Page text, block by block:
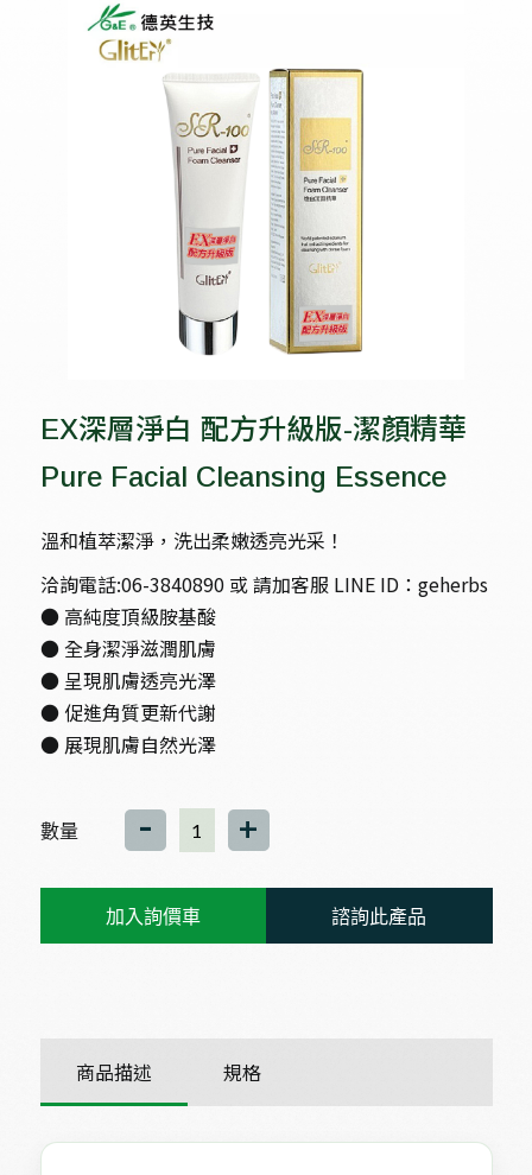
EX深層淨白 配方升級版-潔顏精華
Pure Facial Cleansing Essence
溫和植萃潔淨，洗出柔嫩透亮光采！
洽詢電話:06-3840890 或 請加客服 LINE ID：geherbs
● 高純度頂級胺基酸
● 全身潔淨滋潤肌膚
● 呈現肌膚透亮光澤
● 促進角質更新代謝
● 展現肌膚自然光澤
數量 - +
加入詢價車 諮詢此產品
商品描述 規格